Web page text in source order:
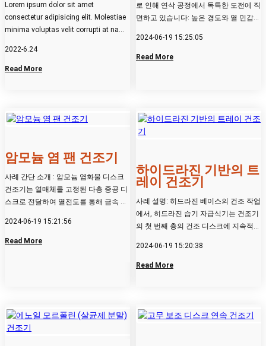
Lorem ipsum dolor sit amet
consectetur adipisicing elit. Molestiae
minima voluptas velit corrupti at nam
reprehenderit, consequuntur,
2022-6.24
Read More
로 인해 연삭 공정에서 독특한 도전에 직
면하고 있습니다: 높은 경도와 열 민감
2024-06-19 15:25:05
Read More
암모늄 염 팬 건조기
사례 간단 소개 : 암모늄 염화물 디스크
건조기는 열매체를 고정된 다층 중공 디
스크로 전달하여 열전도를 통해 금속 디
2024-06-19 15:21:56
Read More
하이드라진 기반의 트
레이 건조기
사례 설명: 히드라진 베이스의 건조 작업
에서, 히드라진 습기 자급식기는 건조기
의 첫 번째 층의 건조 디스크에 지속적으
2024-06-19 15:20:38
Read More